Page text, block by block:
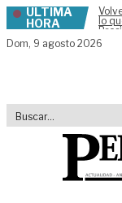
Skip to content
ÚLTIMA
HORA
lo
Dom, 9 agosto 2026